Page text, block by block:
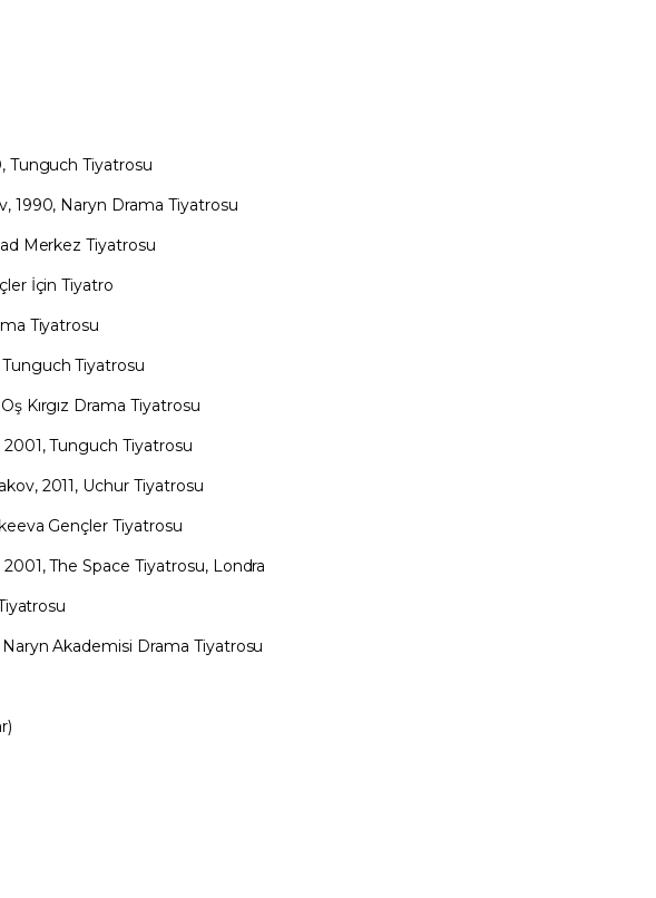
Tunguch Tiyatrosu
1990, Naryn Drama Tiyatrosu
Merkez Tiyatrosu
İçin Tiyatro
Tiyatrosu
Tiyatrosu
Kırgız Drama Tiyatrosu
Tunguch Tiyatrosu
2011, Uchur Tiyatrosu
Gençler Tiyatrosu
The Space Tiyatrosu, Londra
Akademisi Drama Tiyatrosu